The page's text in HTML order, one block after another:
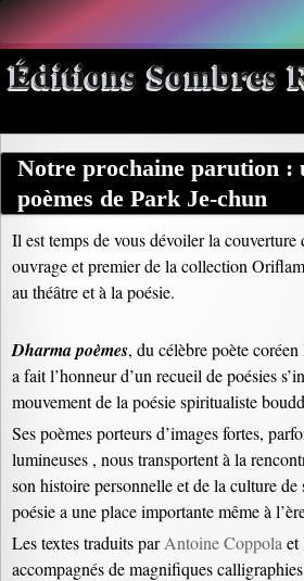
Aller
au
contenu
Éditions Sombres
Notre prochaine parution :
poèmes de Park Je-chun
Il est temps de vous dévoiler la couverture
ouvrage et premier de la collection
au théâtre et à la poésie.
Dharma poèmes, du célèbre poète coréen
a fait l’honneur d’un recueil de poésies
mouvement de la poésie spiritualiste
Ses poèmes porteurs d’images fortes,
lumineuses , nous transportent à la
son histoire personnelle et de la culture de
poésie a une place importante même à
Les textes traduits parAntoine Coppola et
accompagnés de magnifiques